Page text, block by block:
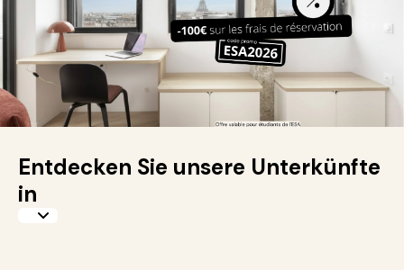
Entdecken Sie unsere Unterkünfte
in